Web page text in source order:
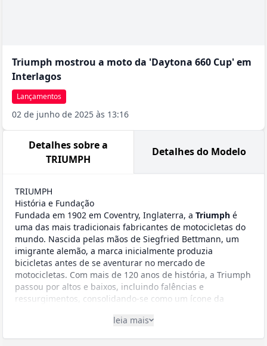
Triumph mostrou a moto da 'Daytona 660 Cup' em
Interlagos
Lançamentos
02 de junho de 2025 às 13:16
Detalhes sobre a
TRIUMPH
Detalhes do Modelo
TRIUMPH
História e Fundação
Fundada em 1902 em Coventry, Inglaterra, a Triumph é
uma das mais tradicionais fabricantes de motocicletas do
mundo. Nascida pelas mãos de Siegfried Bettmann, um
imigrante alemão, a marca inicialmente produzia
bicicletas antes de se aventurar no mercado de
motocicletas. Com mais de 120 anos de história, a Triumph
passou por altos e baixos, incluindo falências e
ressurgimentos, consolidando-se como um ícone da
leia mais